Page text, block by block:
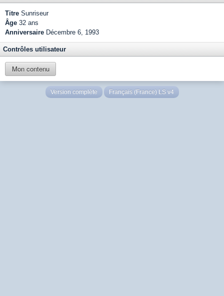
Titre Sunriseur
Âge 32 ans
Anniversaire Décembre 6, 1993
Contrôles utilisateur
Mon contenu
Version complète Français (France) LS v4